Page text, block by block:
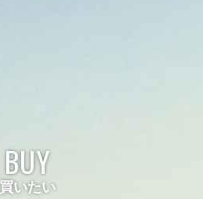
BUY
買いたい